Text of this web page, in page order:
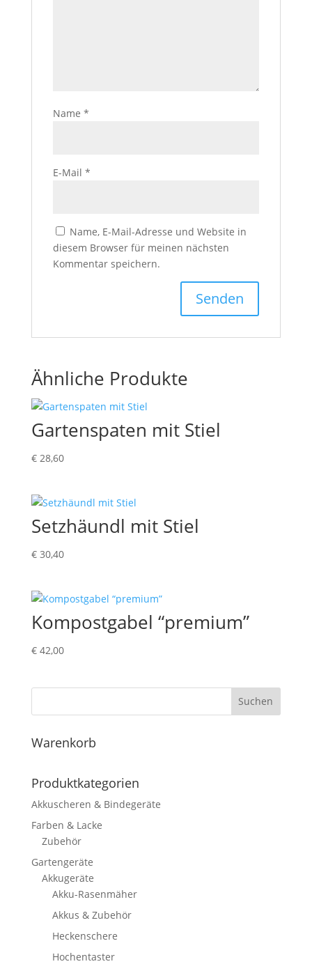
Name *
E-Mail *
Name, E-Mail-Adresse und Website in
diesem Browser für meinen nächsten
Kommentar speichern.
Ähnliche Produkte
Gartenspaten mit Stiel
€28,60
Setzhäundl mit Stiel
€30,40
Kompostgabel “premium”
€42,00
Suchen
Warenkorb
Produktkategorien
Akkuscheren & Bindegeräte
Farben & Lacke
Zubehör
Gartengeräte
Akkugeräte
Akku-Rasenmäher
Akkus & Zubehör
Heckenschere
Hochentaster